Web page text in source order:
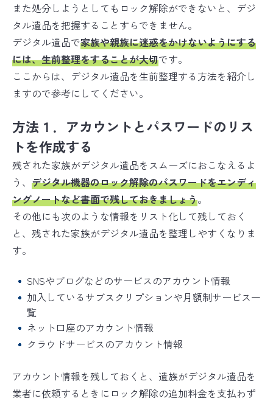
また処分しようとしてもロック解除ができないと、デジ
タル遺品を把握することすらできません。
デジタル遺品で家族や親族に迷惑をかけないようにする
には、生前整理をすることが大切です。
ここからは、デジタル遺品を生前整理する方法を紹介し
ますので参考にしてください。
方法１．アカウントとパスワードのリス
トを作成する
残された家族がデジタル遺品をスムーズにおこなえるよ
う、 デジタル機器のロック解除のパスワードをエンディ
ングノートなど書面で残しておきましょう。
その他にも次のような情報をリスト化して残しておく
と、残された家族がデジタル遺品を整理しやすくなりま
す。
SNSやブログなどのサービスのアカウント情報
加入しているサブスクリプションや月額制サービス一
覧
ネット口座のアカウント情報
クラウドサービスのアカウント情報
アカウント情報を残しておくと、遺族がデジタル遺品を
業者に依頼するときにロック解除の追加料金を支払わず